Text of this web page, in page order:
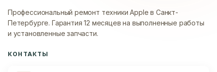
Профессиональный ремонт техники Apple в Санкт-
Петербурге. Гарантия 12 месяцев на выполненные работы
и установленные запчасти.
КОНТАКТЫ